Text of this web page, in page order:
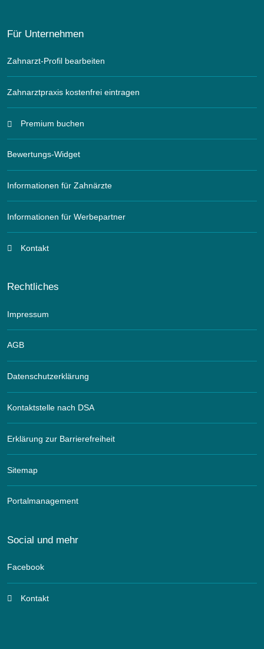
Für Unternehmen
Zahnarzt-Profil bearbeiten
Zahnarztpraxis kostenfrei eintragen
Premium buchen
Bewertungs-Widget
Informationen für Zahnärzte
Informationen für Werbepartner
Kontakt
Rechtliches
Impressum
AGB
Datenschutzerklärung
Kontaktstelle nach DSA
Erklärung zur Barrierefreiheit
Sitemap
Portalmanagement
Social und mehr
Facebook
Kontakt